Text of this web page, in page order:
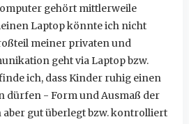
gehört mittlerweile
Laptop könnte ich nicht
meiner privaten und
geht via Laptop bzw.
ich, dass Kinder ruhig einen
dürfen - Form und Ausmaß der
gut überlegt bzw. kontrolliert